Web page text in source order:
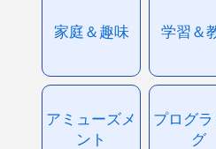
家庭＆趣味 学習＆
アミューズメ
ント
プログ
グ